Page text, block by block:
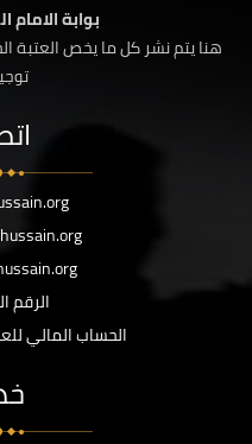
بوابة الامام
هنا يتم نشر كل ما يخص العتبة
الرقم
الحساب المالي